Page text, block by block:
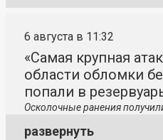
6 августа в 11:32
«Самая крупная
области обломки
попали в
Осколочные ранения
развернуть